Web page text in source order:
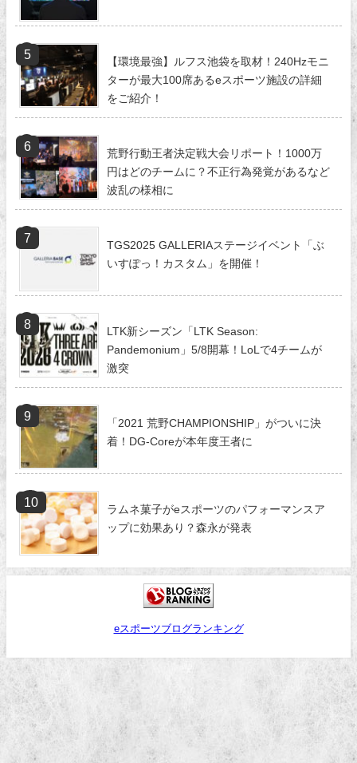
【環境最強】ルフス池袋を取材！240Hzモニ
ターが最大100席あるeスポーツ施設の詳細
をご紹介！
荒野行動王者決定戦大会リポート！1000万
円はどのチームに？不正行為発覚があるなど
波乱の様相に
TGS2025 GALLERIAステージイベント「ぶ
いすぽっ！カスタム」を開催！
LTK新シーズン「LTK Season:
Pandemonium」5/8開幕！LoLで4チームが
激突
「2021 荒野CHAMPIONSHIP」がついに決
着！DG-Coreが本年度王者に
ラムネ菓子がeスポーツのパフォーマンスア
ップに効果あり？森永が発表
eスポーツブログランキング